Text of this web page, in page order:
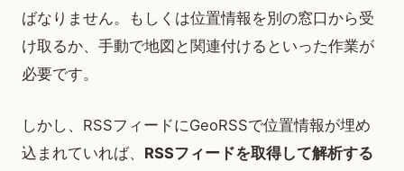
ばなりません。もしくは位置情報を別の窓口から受
け取るか、手動で地図と関連付けるといった作業が
必要です。
しかし、RSSフィードにGeoRSSで位置情報が埋め
込まれていれば、 RSSフィードを取得して解析する